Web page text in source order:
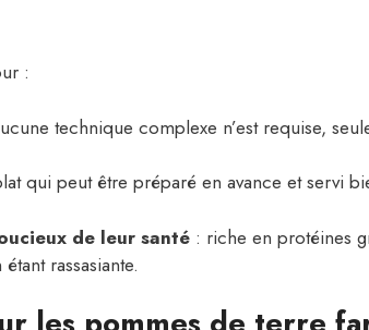
:
technique complexe n’est requise,
qui peut être préparé en avance et servi
de leur santé : riche en protéines
rassasiante.